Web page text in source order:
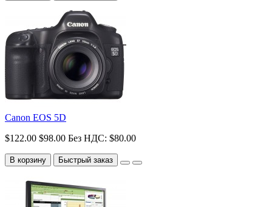
Canon EOS 5D
$122.00 $98.00 Без НДС: $80.00
В корзину Быстрый заказ